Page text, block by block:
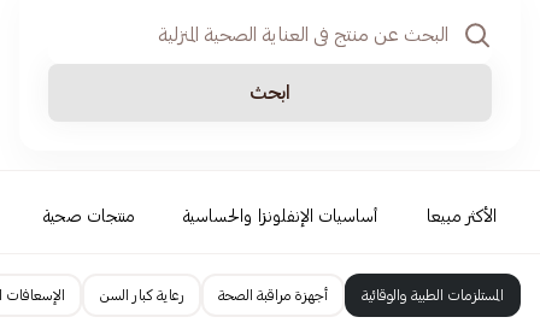
ابحث
الأكثر مبيعا أساسيات الإنفلونزا والحساسية منتجات صحية
المستلزمات الطبية والوقائية أجهزة مراقبة الصحة رعاية كبار السن الإسعافات